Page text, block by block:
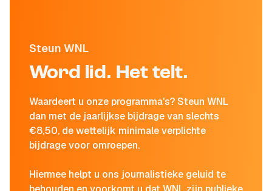
Steun WNL
Word lid. Het telt.
Waardeert u onze programma's? Steun WNL
dan met de jaarlijkse bijdrage van slechts
€8,50, de wettelijk minimale verplichte
bijdrage voor omroepen.
Hiermee helpt u ons journalistieke geluid te